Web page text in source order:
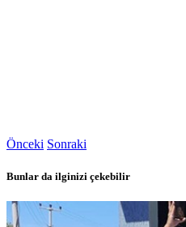
Önceki Sonraki
Bunlar da ilginizi çekebilir